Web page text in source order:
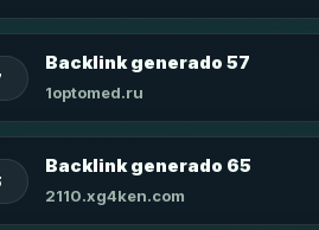
Backlink generado 57
1optomed.ru
Backlink generado 65
2110.xg4ken.com